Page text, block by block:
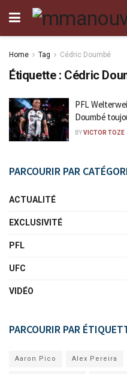
Home Tag Cédric Doumbé
Étiquette : Cédric
PFL
Doumbé
BYVICTOR TOZE
PARCOURIR PAR
ACTUALITÉ
EXCLUSIVITÉ
PFL
UFC
VIDÉO
PARCOURIR PAR
Aaron Pico Alex Pereira